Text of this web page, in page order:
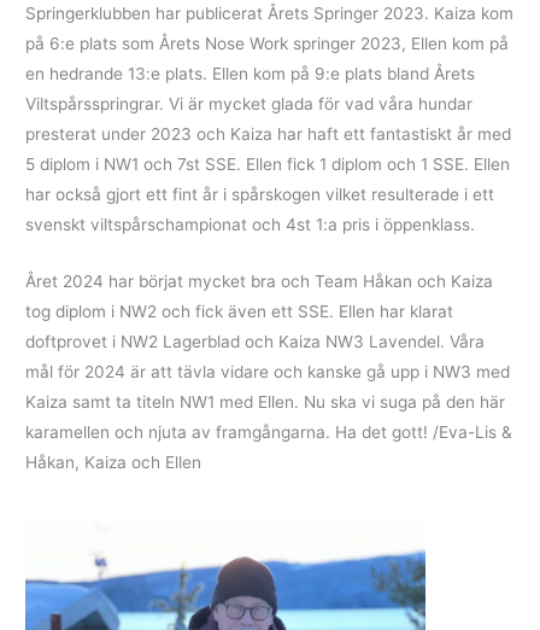
Springerklubben har publicerat Årets Springer 2023. Kaiza kom
på 6:e plats som Årets Nose Work springer 2023, Ellen kom på
en hedrande 13:e plats. Ellen kom på 9:e plats bland Årets
Viltspårsspringrar. Vi är mycket glada för vad våra hundar
presterat under 2023 och Kaiza har haft ett fantastiskt år med
5 diplom i NW1 och 7st SSE. Ellen fick 1 diplom och 1 SSE. Ellen
har också gjort ett fint år i spårskogen vilket resulterade i ett
svenskt viltspårschampionat och 4st 1:a pris i öppenklass.
Året 2024 har börjat mycket bra och Team Håkan och Kaiza
tog diplom i NW2 och fick även ett SSE. Ellen har klarat
doftprovet i NW2 Lagerblad och Kaiza NW3 Lavendel. Våra
mål för 2024 är att tävla vidare och kanske gå upp i NW3 med
Kaiza samt ta titeln NW1 med Ellen. Nu ska vi suga på den här
karamellen och njuta av framgångarna. Ha det gott! /Eva-Lis &
Håkan, Kaiza och Ellen